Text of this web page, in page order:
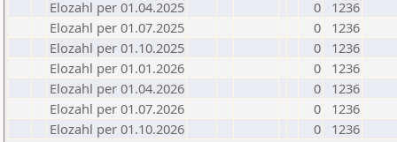
Elozahl per 01.04.2025
0
1236
Elozahl per 01.07.2025
0
1236
Elozahl per 01.10.2025
0
1236
Elozahl per 01.01.2026
0
1236
Elozahl per 01.04.2026
0
1236
Elozahl per 01.07.2026
0
1236
Elozahl per 01.10.2026
0 1236